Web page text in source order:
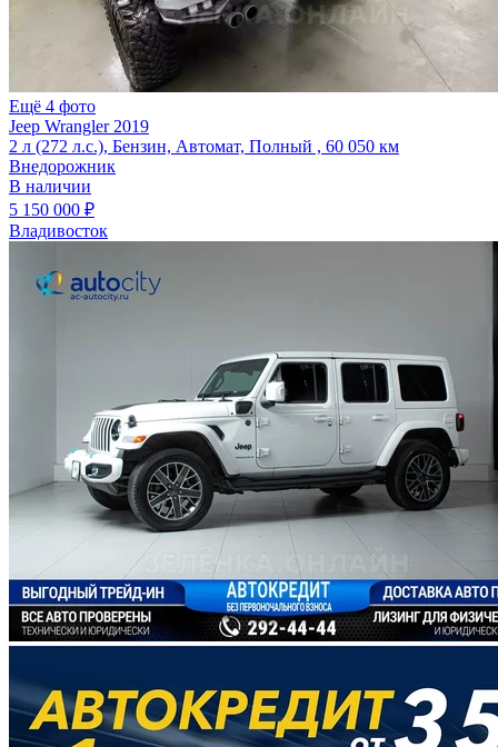
Ещё 4 фото
Jeep Wrangler 2019
2 л (272 л.с.), Бензин, Автомат, Полный , 60 050 км
Внедорожник
В наличии
5 150 000 ₽
Владивосток